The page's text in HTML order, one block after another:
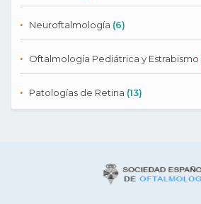
Neuroftalmología (6)
Oftalmología Pediátrica y Estrabismo
Patologías de Retina (13)